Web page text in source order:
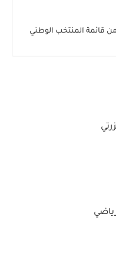
قائمة المنتخب الوطني